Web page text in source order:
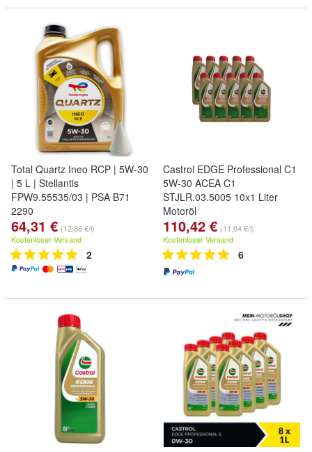
Total Quartz Ineo RCP | 5W-30
| 5 L | Stellantis
FPW9.55535/03 | PSA B71
2290
64,31 € (12,86 €/l)
Kostenloser Versand
2
Castrol EDGE Professional C1
5W-30 ACEA C1
STJLR.03.5005 10x1 Liter
Motoröl
110,42 € (11,04 €/l)
Kostenloser Versand
6